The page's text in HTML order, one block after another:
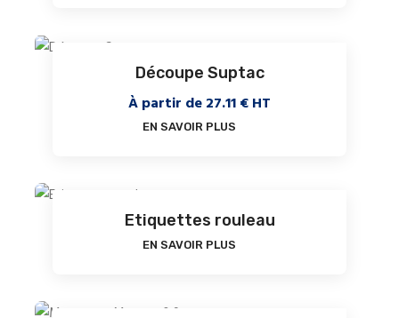
Découpe Suptac
À partir de27.11€ HT
EN SAVOIR PLUS
Etiquettes rouleau
EN SAVOIR PLUS